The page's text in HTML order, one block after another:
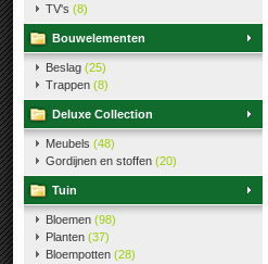
TV's (8)
Bouwelementen
Beslag (25)
Trappen (8)
Deluxe Collection
Meubels (48)
Gordijnen en stoffen (20)
Tuin
Bloemen (98)
Planten (37)
Bloempotten (28)